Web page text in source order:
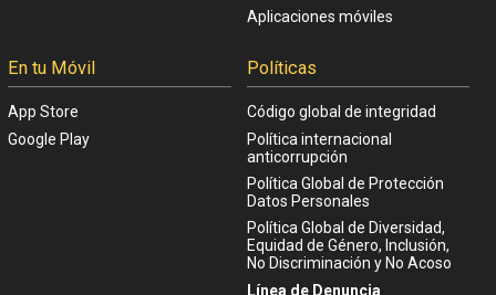
Aplicaciones móviles
En tu Móvil
App Store
Google Play
Políticas
Código global de integridad
Política internacional
anticorrupción
Política Global de Protección
Datos Personales
Política Global de Diversidad,
Equidad de Género, Inclusión,
No Discriminación y No Acoso
Línea de Denuncia